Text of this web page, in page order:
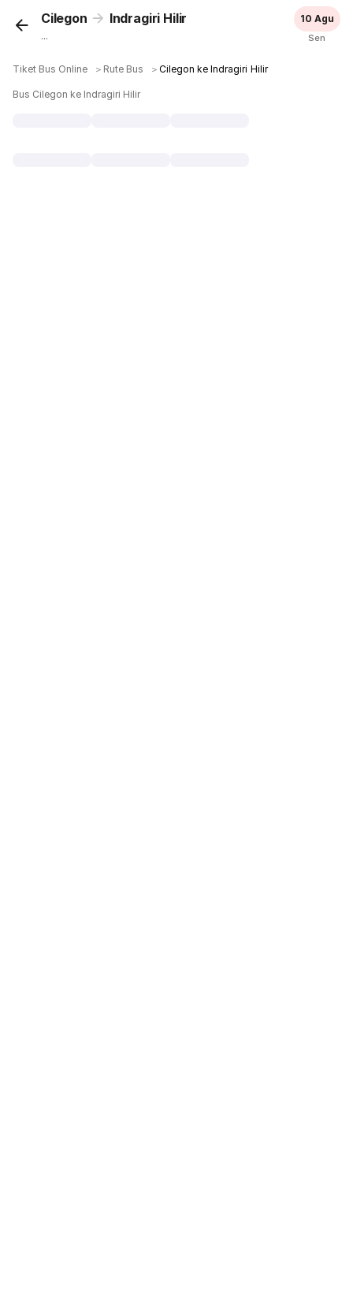
Cilegon Indragiri Hilir
...
10 Agu
Sen
Tiket Bus Online ＞ Rute Bus ＞Cilegon ke Indragiri Hilir
Bus Cilegon ke Indragiri Hilir